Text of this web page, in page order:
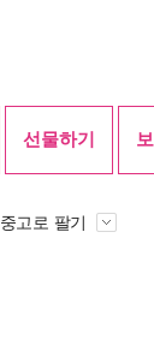
선물하기
중고로 팔기